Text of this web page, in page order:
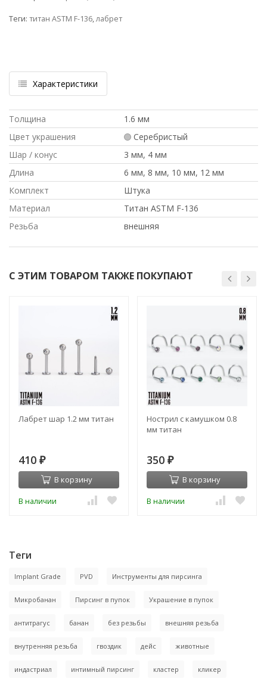
Теги: титан ASTM F-136,лабрет
Характеристики
Толщина
1.6 мм
Цвет украшения
Серебристый
Шар / конус
3 мм, 4 мм
Длина
6 мм, 8 мм, 10 мм, 12 мм
Комплект
Штука
Материал
Титан ASTM F-136
Резьба
внешняя
С ЭТИМ ТОВАРОМ ТАКЖЕ ПОКУПАЮТ
Лабрет шар 1.2 мм титан
410 ₽
В корзину
В наличии
Нострил с камушком 0.8
мм титан
350 ₽
В корзину
В наличии
Теги
Implant Grade PVD Инструменты для пирсинга
Микробанан Пирсинг в пупок Украшение в пупок
антитрагус банан без резьбы внешняя резьба
внутренняя резьба гвоздик дейс животные
индастриал интимный пирсинг кластер кликер